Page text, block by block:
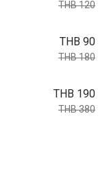
THB 120
THB 90
THB 180
THB 190
THB 380